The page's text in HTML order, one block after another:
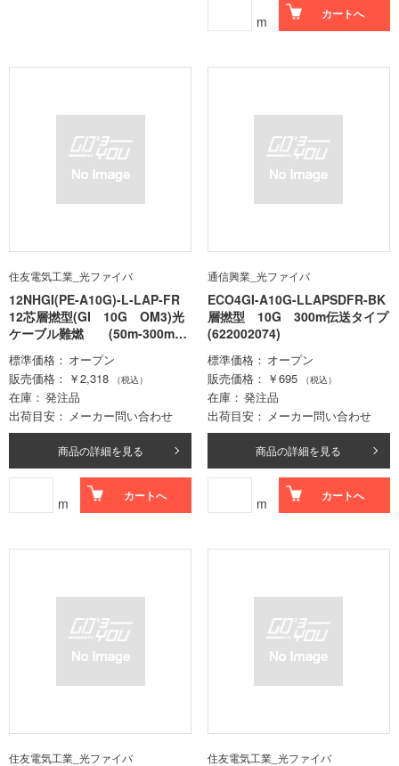
m カートへ
住友電気工業_光ファイバ
12NHGI(PE-A10G)-L-LAP-FR
12芯層撚型(GI 10G OM3)光
ケーブル難燃 (50m-300mロ
ット価格)
標準価格
オープン
販売価格
￥2,318 （税込）
在庫
発注品
出荷目安
メーカー問い合わせ
商品の詳細を見る
m カートへ
通信興業_光ファイバ
ECO4GI-A10G-LLAPSDFR-BK
層撚型 10G 300m伝送タイプ
(622002074)
標準価格
オープン
販売価格
￥695 （税込）
在庫
発注品
出荷目安
メーカー問い合わせ
商品の詳細を見る
m カートへ
住友電気工業_光ファイバ 住友電気工業_光ファイバ